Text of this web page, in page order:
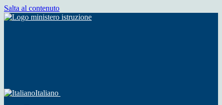
Salta al contenuto
Italiano